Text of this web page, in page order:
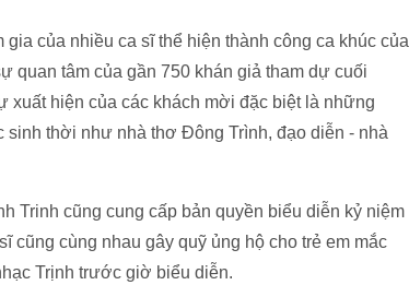
của nhiều ca sĩ thể hiện thành công ca khúc của
quan tâm của gần 750 khán giả tham dự cuối
hiện của các khách mời đặc biệt là những
thời như nhà thơ Đông Trình, đạo diễn - nhà
Trinh cũng cung cấp bản quyền biểu diễn kỷ niệm
cũng cùng nhau gây quỹ ủng hộ cho trẻ em mắc
Trịnh trước giờ biểu diễn.